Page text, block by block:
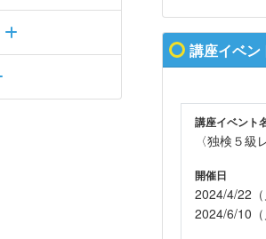
講座イベン
講座イベント
〈独検５
開催日
2024/4/22
2024/6/10